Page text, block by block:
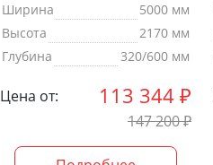
Ширина
5000 мм
Высота
2170 мм
Глубина
320/600 мм
Цена от: 113 344 ₽
147 200₽